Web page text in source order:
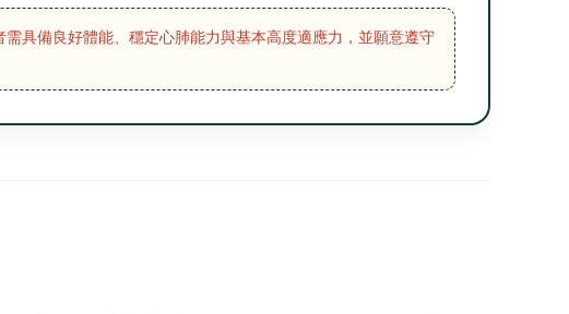
具備良好體能、穩定心肺能力與基本高度適應力，並願意遵守